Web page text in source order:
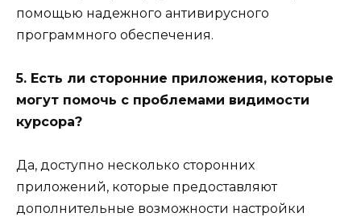
помощью надежного антивирусного
программного обеспечения.
5. Есть ли сторонние приложения, которые
могут помочь с проблемами видимости
курсора?
Да, доступно несколько сторонних
приложений, которые предоставляют
дополнительные возможности настройки